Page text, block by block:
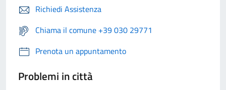
Richiedi Assistenza
Chiama il comune +39 030 29771
Prenota un appuntamento
Problemi in città